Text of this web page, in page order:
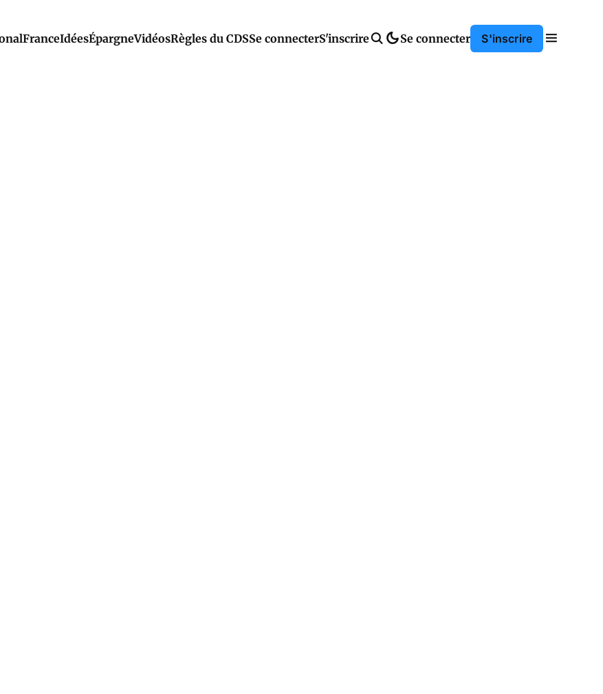
FranceIdéesÉpargneVidéosRègles du CDSSe connecterS'inscrire Se connecter S'inscrire